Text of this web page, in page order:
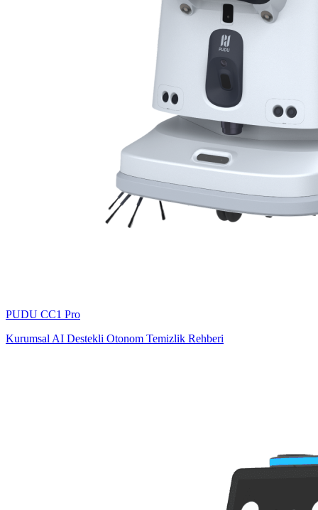
PUDU CC1 Pro
Kurumsal AI Destekli Otonom Temizlik Rehberi